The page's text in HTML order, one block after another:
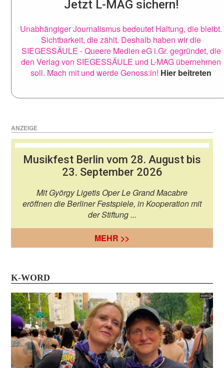
Jetzt L-MAG sichern!
Unabhängiger Journalismus bedeutet Haltung, die bleibt.
Sichtbarkeit, die zählt. Deshalb haben wir die
SIEGESSÄULE - Queere Medien eG i.Gr. gegründet, die
den Verlag von SIEGESSÄULE und L-MAG übernehmen
soll. Mach mit und werde Genoss:in! Hier beitreten
ANZEIGE
Musikfest Berlin vom 28. August bis
23. September 2026
Mit György Ligetis Oper Le Grand Macabre
eröffnen die Berliner Festspiele, in Kooperation mit
der Stiftung ...
MEHR >>
K-WORD